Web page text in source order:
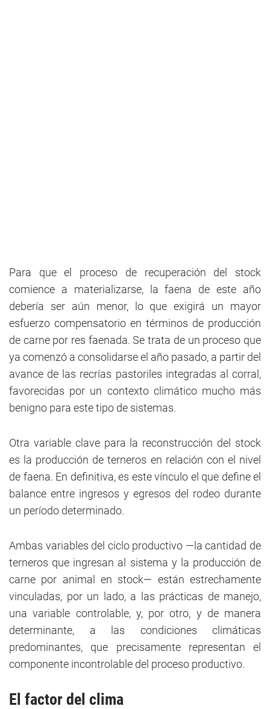
Para que el proceso de recuperación del stock
comience a materializarse, la faena de este año
debería ser aún menor, lo que exigirá un mayor
esfuerzo compensatorio en términos de producción
de carne por res faenada. Se trata de un proceso que
ya comenzó a consolidarse el año pasado, a partir del
avance de las recrías pastoriles integradas al corral,
favorecidas por un contexto climático mucho más
benigno para este tipo de sistemas.
Otra variable clave para la reconstrucción del stock
es la producción de terneros en relación con el nivel
de faena. En definitiva, es este vínculo el que define el
balance entre ingresos y egresos del rodeo durante
un período determinado.
Ambas variables del ciclo productivo —la cantidad de
terneros que ingresan al sistema y la producción de
carne por animal en stock— están estrechamente
vinculadas, por un lado, a las prácticas de manejo,
una variable controlable, y, por otro, y de manera
determinante, a las condiciones climáticas
predominantes, que precisamente representan el
componente incontrolable del proceso productivo.
El factor del clima